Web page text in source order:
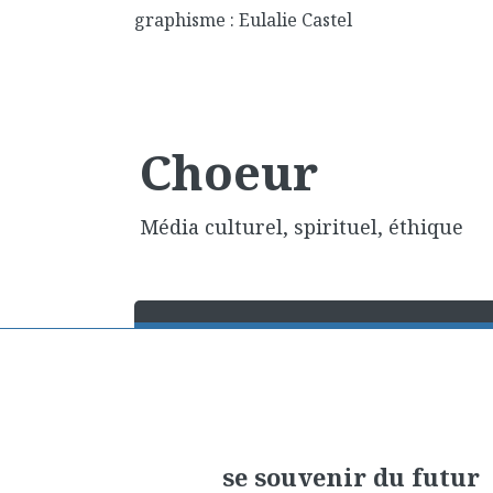
graphisme : Eulalie Castel
Choeur
Média culturel, spirituel, éthique
se souvenir du futur